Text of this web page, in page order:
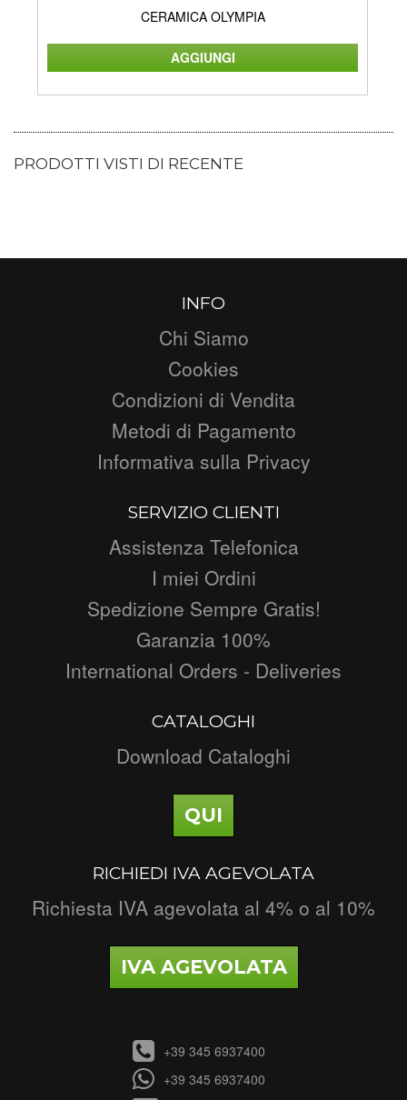
CERAMICA OLYMPIA
PRODOTTI VISTI DI RECENTE
INFO
Chi Siamo
Cookies
Condizioni di Vendita
Metodi di Pagamento
Informativa sulla Privacy
SERVIZIO CLIENTI
Assistenza Telefonica
I miei Ordini
Spedizione Sempre Gratis!
Garanzia 100%
International Orders - Deliveries
CATALOGHI
Download Cataloghi
QUI
RICHIEDI IVA AGEVOLATA
Richiesta IVA agevolata al 4% o al 10%
IVA AGEVOLATA
+39 345 6937400
+39 345 6937400